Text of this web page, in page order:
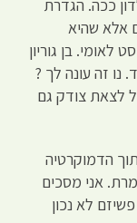
ככה. הגדרת
אלא שהיא
לאומי. בן גוריון
נו זה עונה לך ?
לצאת צודק גם
הדמוקרטיה
אני מסכים
לא נכון